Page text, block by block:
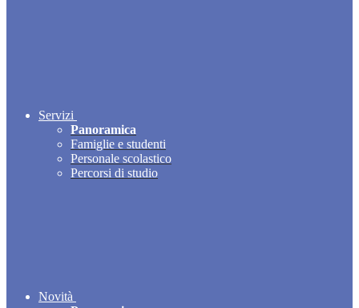
Servizi
Panoramica
Famiglie e studenti
Personale scolastico
Percorsi di studio
Novità